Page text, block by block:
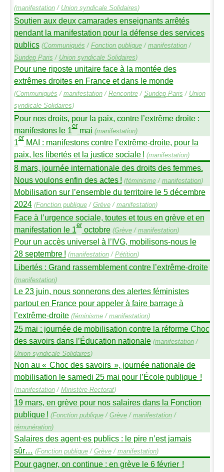
(manifestation/ Union syndicale Solidaires)
Soutien aux deux camarades enseignants arrêtés
pendant la manifestation pour la défense des services
publics (Communiqués / Fonction publique/ manifestation/
SundepParis / Union syndicale Solidaires)
Pour une riposte unitaire face à la montée des
extrêmes droites en France et dans le monde
(Communiqués / manifestation/ Rencontre/ SundepParis / Union
syndicale Solidaires)
Pour nos droits, pour la paix, contre l’extrême droite :
manifestons le 1ermai (manifestation)
1er MAI : manifestons contre l’extrême-droite, pour la
paix, les libertés et la justice sociale ! (manifestation)
8 mars, journée internationale des droits des femmes.
Nous voulons enfin des actes ! (féminisme/ manifestation)
Mobilisation sur l’ensemble du territoire le 5 décembre
2024 (Fonction publique/ Grève/ manifestation)
Face à l’urgence sociale, toutes et tous en grève et en
manifestation le 1eroctobre (Grève/ manifestation)
Pour un accès universel à l’IVG, mobilisons-nous le
28 septembre ! (manifestation/ Pétition)
Libertés : Grand rassemblement contre l’extrême-droite
(manifestation)
Le 23 juin, nous sonnerons des alertes féministes
partout en France pour appeler à faire barrage à
l’extrême-droite (féminisme/ manifestation)
25 mai : journée de mobilisation contre la réforme Choc
des savoirs dans l’Éducation nationale (manifestation/
Union syndicale Solidaires)
Non au « Choc des savoirs », journée nationale de
mobilisation le samedi 25 mai pour l’École publique !
(manifestation/ Ministère-Rectorat)
19 mars, en grève pour nos salaires dans la Fonction
publique ! (Fonction publique/ Grève/ manifestation/
rémunération)
Salaires des agent·es publics : le pire n’est jamais
sûr… (Fonction publique/ Grève/ manifestation)
Pour gagner, on continue : en grève le 6 février !